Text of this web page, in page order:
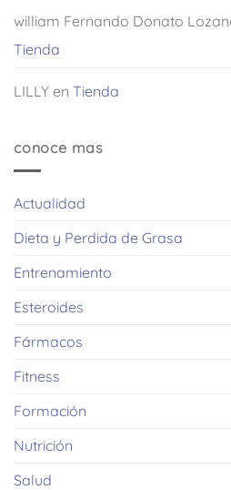
william Fernando Donato
Tienda
LILLY en Tienda
conoce mas
Actualidad
Dieta y Perdida de Grasa
Entrenamiento
Esteroides
Fármacos
Fitness
Formación
Nutrición
Salud